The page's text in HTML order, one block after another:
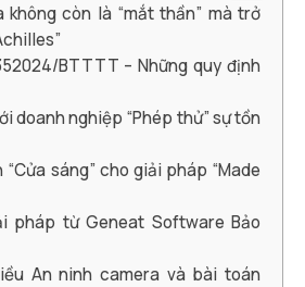
không còn là “mắt thần” mà trở
BTTTT – Những quy định
doanh nghiệp “Phép thử” sự tồn
sáng” cho giải pháp “Made
pháp từ Geneat Software Bảo
An ninh camera và bài toán